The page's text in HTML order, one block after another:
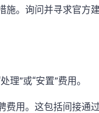
。询问并寻求官方
”或“安置”费用。
用。这包括间接通